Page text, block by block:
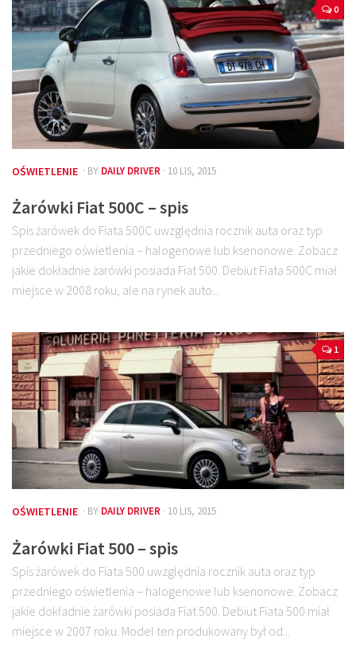
0
OŚWIETLENIE · BY DAILY DRIVER · 10 LIS, 2015
Żarówki Fiat 500C – spis
Spis żarówek do Fiata 500C uwzględnia rocznik auta oraz typ
przedniego oświetlenia – halogenowe lub ksenonowe. Zobacz
jakie dokładnie żarówki posiada Fiat 500. Debiut Fiata 500C miał
miejsce w 2008 roku, ale na rynek auto...
1
OŚWIETLENIE · BY DAILY DRIVER · 10 LIS, 2015
Żarówki Fiat 500 – spis
Spis żarówek do Fiata 500 uwzględnia rocznik auta oraz typ
przedniego oświetlenia – halogenowe lub ksenonowe. Zobacz
jakie dokładnie żarówki posiada Fiat 500. Debiut Fiata 500 miał
miejsce w 2007 roku. Model ten produkowany był od...